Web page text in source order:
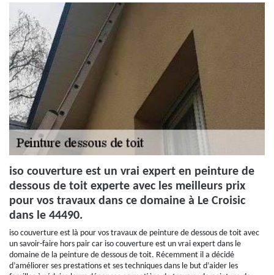
iso couverture est un vrai expert en peinture de
dessous de toit experte avec les meilleurs prix
pour vos travaux dans ce domaine à Le Croisic
dans le 44490.
iso couverture est là pour vos travaux de peinture de dessous de toit avec
un savoir-faire hors pair car iso couverture est un vrai expert dans le
domaine de la peinture de dessous de toit. Récemment il a décidé
d’améliorer ses prestations et ses techniques dans le but d’aider les